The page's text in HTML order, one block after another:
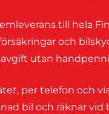
till hela
och
utan
per telefon och
bil och räknar